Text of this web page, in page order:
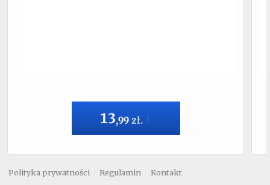
13,99 zł.
Polityka prywatności Regulamin Kontakt